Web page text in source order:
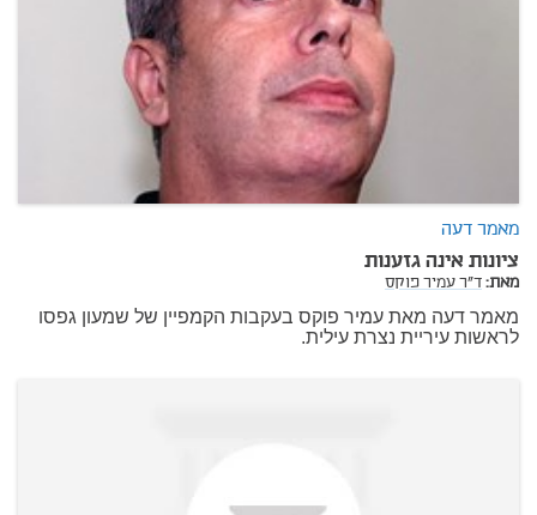
מאמר דעה
ציונות אינה גזענות
מאת:ד"ר עמיר פוקס
מאמר דעה מאת עמיר פוקס בעקבות הקמפיין של שמעון גפסו
לראשות עיריית נצרת עילית.